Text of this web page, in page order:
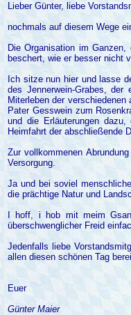
Lieber Günter, liebe
nochmals auf diesem Wege
Die Organisation im
beschert, wie er besser nicht
Ich sitze nun hier und lasse
des Jennerwein-Grabes,
Miterleben der
Pater Gesswein zum
und die Erläuterungen
Heimfahrt der abschließende
Zur vollkommenen
Versorgung.
Ja und bei soviel
die prächtige Natur und
I hoff, i hob mit meim
überschwenglicher Freid
Jedenfalls liebe
allen diesen schönen Tag
Euer
Günter Maier